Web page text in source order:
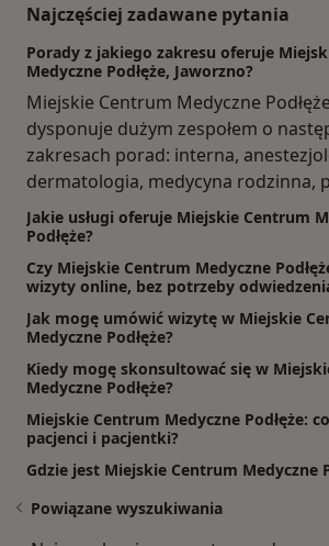
Najczęściej zadawane pytania
Porady z jakiego zakresu oferuje
Medyczne Podłęże, Jaworzno?
Miejskie Centrum Medyczne
dysponuje dużym zespołem o
zakresach porad: interna,
dermatologia, medycyna rodzinna,
Jakie usługi oferuje Miejskie Centrum
Podłęże?
Czy Miejskie Centrum Medyczne
wizyty online, bez potrzeby
Jak mogę umówić wizytę w Miejskie
Medyczne Podłęże?
Kiedy mogę skonsultować się w
Medyczne Podłęże?
Miejskie Centrum Medyczne Podłęże:
pacjenci i pacjentki?
Gdzie jest Miejskie Centrum Medyczne
Powiązane wyszukiwania